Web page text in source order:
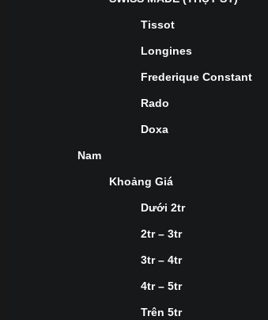
Tissot
Longines
Frederique Constant
Rado
Doxa
Nam
Khoảng Giá
Dưới 2tr
2tr – 3tr
3tr – 4tr
4tr – 5tr
Trên 5tr